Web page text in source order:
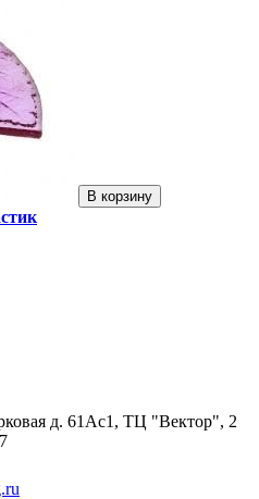
В корзину
д. 61Ас1, ТЦ "Вектор", 2